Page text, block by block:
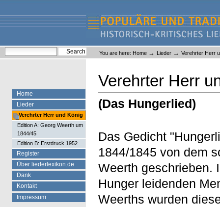
content.
navigation
Liederlexikon
Personal
tools
You are here: Home → Lieder → Verehrter Herr
Verehrter Herr
(Das Hungerlied)
Das Gedicht
1844/1845 von dem
Weerth geschrieben.
Hunger leidenden
Weerths wurden
Home
Lieder
Verehrter Herr und König
Edition A: Georg Weerth um
1844/45
Edition B: Erstdruck 1952
Register
Über liederlexikon.de
Dank
Kontakt
Impressum